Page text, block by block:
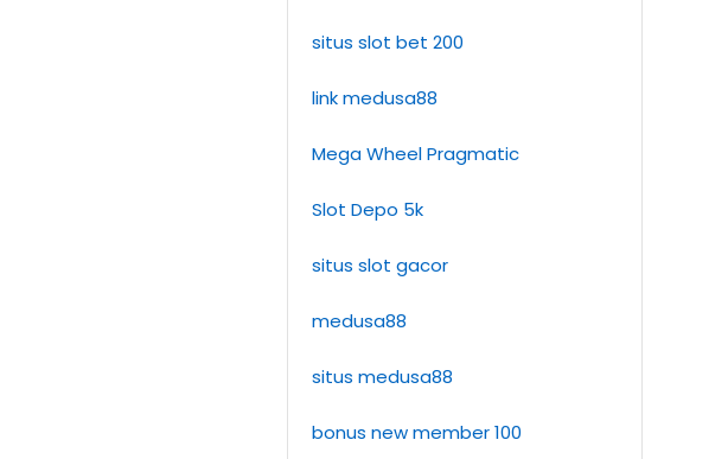
situs slot bet 200
link medusa88
Mega Wheel Pragmatic
Slot Depo 5k
situs slot gacor
medusa88
situs medusa88
bonus new member 100